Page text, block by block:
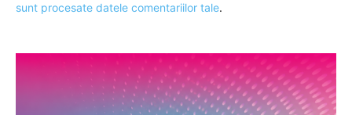
sunt procesate datele comentariilor tale.